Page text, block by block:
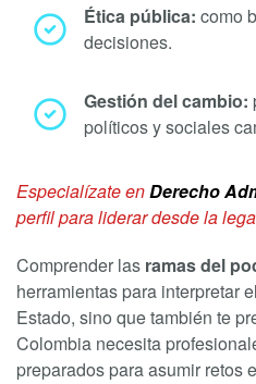
Ética pública: como
decisiones.
Gestión del cambio:
políticos y sociales
Especialízate enDerecho
perfil para liderar desde la
Comprender las ramas del
herramientas para interpretar
Estado, sino que también te
Colombia necesita
preparados para asumir retos